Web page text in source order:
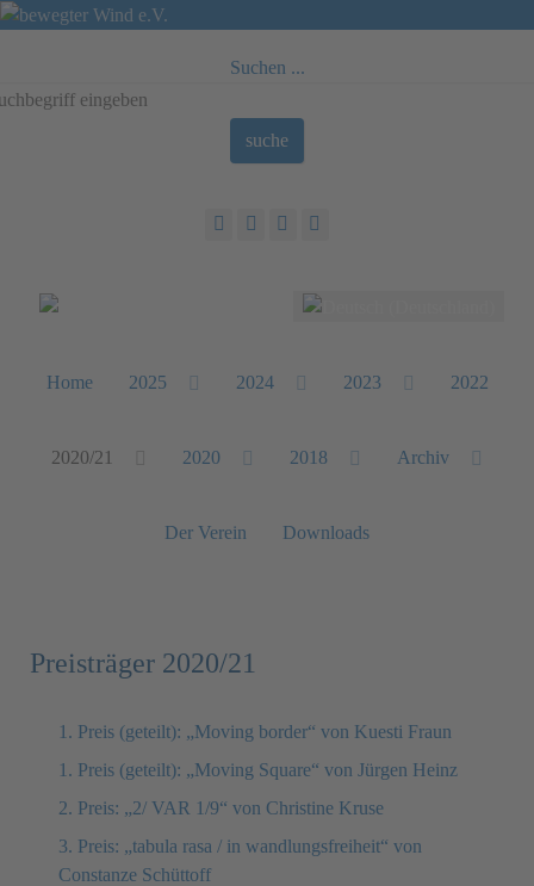
Suchen ...
suche
Sprache auswählen
Home 2025 2024 2023 2022
2020/21 2020 2018 Archiv
Der Verein Downloads
Preisträger 2020/21
1. Preis (geteilt): „Moving border“ von Kuesti Fraun
1. Preis (geteilt): „Moving Square“ von Jürgen Heinz
2. Preis: „2/ VAR 1/9“ von Christine Kruse
3. Preis: „tabula rasa / in wandlungsfreiheit“ von
Constanze Schüttoff